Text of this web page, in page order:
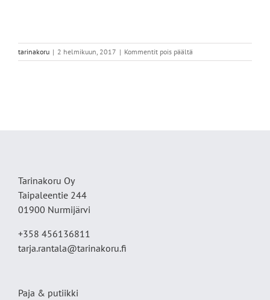
tarinakoru | 2 helmikuun, 2017 | Kommentit pois päältä
Kukkainen,
Tarinakoru Oy
Taipaleentie 244
01900 Nurmijärvi
+358 456136811
tarja.rantala@tarinakoru.fi
Paja & putiikki